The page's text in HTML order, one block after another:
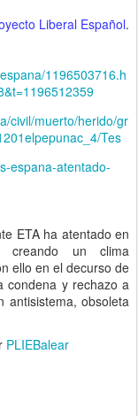
Liberal Español.
1196503716.h
civil/muerto/herido/gr
Tes
espana-atentado-
ETA ha atentado en
creando un clima
ello en el decurso de
condena y rechazo a
antisistema, obsoleta
PLIEBalear